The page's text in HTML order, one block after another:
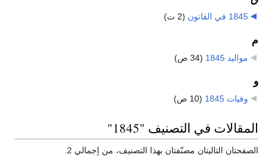
1845 في القانون (2 ت)
م
مواليد 1845 (34 ص)
و
وفيات 1845 (10 ص)
المقالات في التصنيف "1845"
الصفحتان التاليتان مصنّفتان بهذا التصنيف، من إجمالي 2.